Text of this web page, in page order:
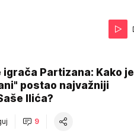
igrača Partizana: Kako je
postao najvažniji
Ilića?
9